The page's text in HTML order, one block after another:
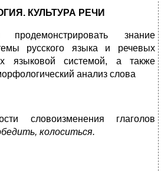
КУЛЬТУРА РЕЧИ
знание
русского языка и речевых
языковой системой, а также
анализ слова
словоизменения глаголов
колоситься.